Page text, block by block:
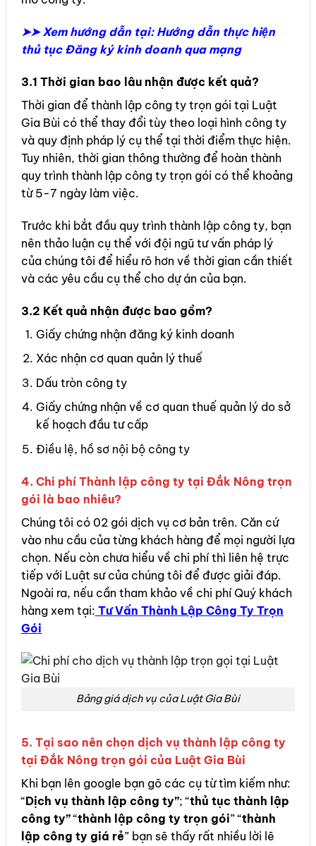
➤➤ Xem hướng dẫn tại: Hướng dẫn thực hiện
thủ tục Đăng ký kinh doanh qua mạng
3.1 Thời gian bao lâu nhận được kết quả?
Thời gian để thành lập công ty trọn gói tại Luật
Gia Bùi có thể thay đổi tùy theo loại hình công ty
và quy định pháp lý cụ thể tại thời điểm thực hiện.
Tuy nhiên, thời gian thông thường để hoàn thành
quy trình thành lập công ty trọn gói có thể khoảng
từ 5-7 ngày làm việc.
Trước khi bắt đầu quy trình thành lập công ty, bạn
nên thảo luận cụ thể với đội ngũ tư vấn pháp lý
của chúng tôi để hiểu rõ hơn về thời gian cần thiết
và các yêu cầu cụ thể cho dự án của bạn.
3.2 Kết quả nhận được bao gồm?
Giấy chứng nhận đăng ký kinh doanh
Xác nhận cơ quan quản lý thuế
Dấu tròn công ty
Giấy chứng nhận về cơ quan thuế quản lý do sở
kế hoạch đầu tư cấp
Điều lệ, hồ sơ nội bộ công ty
4. Chi phí Thành lập công ty tại Đắk Nông trọn
gói là bao nhiêu?
Chúng tôi có 02 gói dịch vụ cơ bản trên. Căn cứ
vào nhu cầu của từng khách hàng để mọi người lựa
chọn. Nếu còn chưa hiểu về chi phí thì liên hệ trực
tiếp với Luật sư của chúng tôi để được giải đáp.
Ngoài ra, nếu cần tham khảo về chi phí Quý khách
hàng xem tại: Tư Vấn Thành Lập Công Ty Trọn
Gói
Bảng giá dịch vụ của Luật Gia Bùi
5. Tại sao nên chọn dịch vụ thành lập công ty
tại Đắk Nông trọn gói của Luật Gia Bùi
Khi bạn lên google bạn gõ các cụ từ tìm kiếm như:
“Dịch vụ thành lập công ty”; “thủ tục thành lập
công ty”“thành lập công ty trọn gói” “thành
lập công ty giá rẻ” bạn sẽ thấy rất nhiều lời lẽ